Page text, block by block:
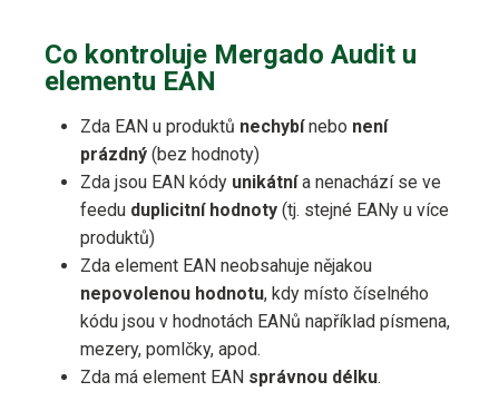
Co kontroluje Mergado Audit u
elementu EAN
Zda EAN u produktů nechybínebo není
prázdný (bez hodnoty)
Zda jsou EAN kódy unikátnía nenachází se ve
feedu duplicitní hodnoty (tj. stejné EANy u více
produktů)
Zda element EAN neobsahuje nějakou
nepovolenou hodnotu, kdy místo číselného
kódu jsou v hodnotách EANů například písmena,
mezery, pomlčky, apod.
Zda má element EAN správnou délku.